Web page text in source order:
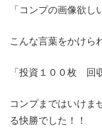
「コンプの画像欲し
こんな言葉をかけら
「投資１００枚 回
コンプまではいけま
る快勝でした！！